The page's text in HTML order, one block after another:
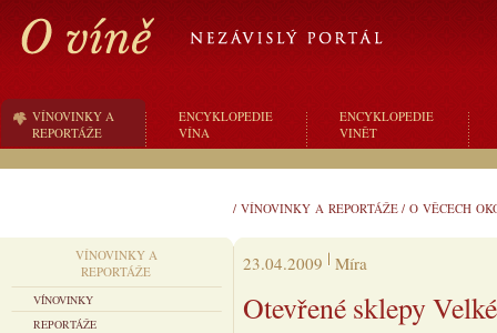
VÍNOVINKY A
REPORTÁŽE
ENCYKLOPEDIE
VÍNA
ENCYKLOPEDIE
VINĚT
/ VÍNOVINKY A REPORTÁŽE / O VĚCECH
VÍNOVINKY A
REPORTÁŽE
VÍNOVINKY
REPORTÁŽE
23.04.2009 Míra
Otevřené sklepy